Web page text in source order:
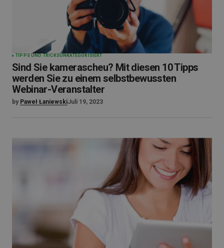
TIPPS UND TRICKSUNKATEGORISIERT
Sind Sie kamerascheu? Mit diesen 10 Tipps
werden Sie zu einem selbstbewussten
Webinar-Veranstalter
by Paweł ŁaniewskiJuli 19, 2023